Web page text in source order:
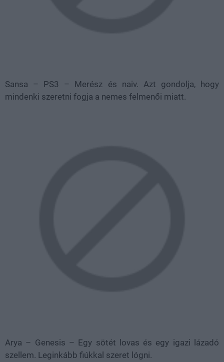
Sansa – PS3 – Merész és naiv. Azt gondolja, hogy
mindenki szeretni fogja a nemes felmenői miatt.
Arya – Genesis – Egy sötét lovas és egy igazi lázadó
szellem. Leginkább fiúkkal szeret lógni.